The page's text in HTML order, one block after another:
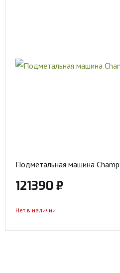
Подметальная машина
121390 ₽
Нет в наличии